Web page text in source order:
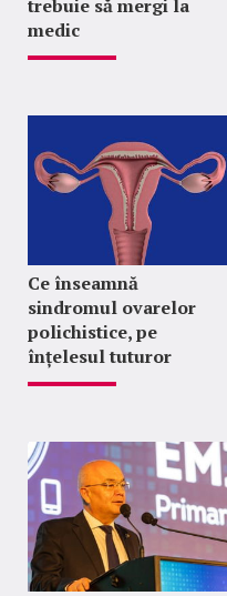
trebuie să mergi la
medic
Ce înseamnă
sindromul ovarelor
polichistice, pe
înțelesul tuturor